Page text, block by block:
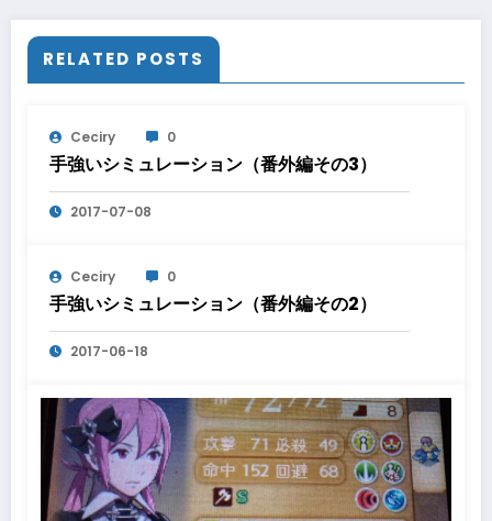
RELATED POSTS
Ceciry 0
手強いシミュレーション（番外編その3）
2017-07-08
Ceciry 0
手強いシミュレーション（番外編その2）
2017-06-18